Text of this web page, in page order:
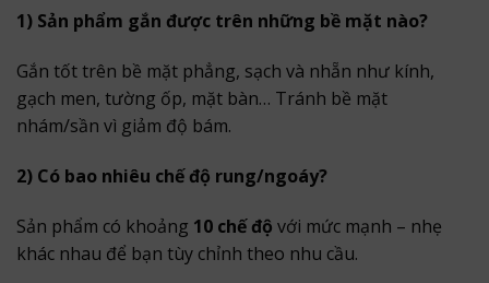
1) Sản phẩm gắn được trên những bề mặt nào?
Gắn tốt trên bề mặt phẳng, sạch và nhẵn như kính,
gạch men, tường ốp, mặt bàn… Tránh bề mặt
nhám/sần vì giảm độ bám.
2) Có bao nhiêu chế độ rung/ngoáy?
Sản phẩm có khoảng 10 chế độ với mức mạnh – nhẹ
khác nhau để bạn tùy chỉnh theo nhu cầu.